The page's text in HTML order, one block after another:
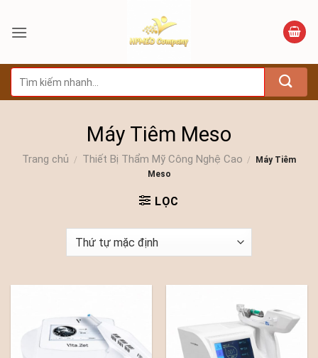
qua
dung
kiếm:
Máy Tiêm Meso
Trang chủ / Thiết Bị Thẩm Mỹ Công Nghệ Cao /
Máy Tiêm
Meso
LỌC